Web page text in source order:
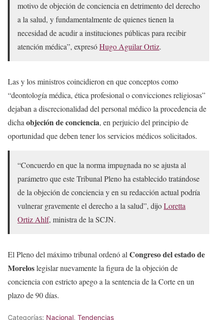
motivo de objeción de conciencia en detrimento del derecho
a la salud, y fundamentalmente de quienes tienen la
necesidad de acudir a instituciones públicas para recibir
atención médica”, expresóHugo Aguilar Ortiz.
Las y los ministros coincidieron en que conceptos como
“deontología médica, ética profesional o convicciones religiosas”
dejaban a discrecionalidad del personal médico la procedencia de
dichaobjeción de conciencia, en perjuicio del principio de
oportunidad que deben tener los servicios médicos solicitados.
“Concuerdo en que la norma impugnada no se ajusta al
parámetro que este Tribunal Pleno ha establecido tratándose
de la objeción de conciencia y en su redacción actual podría
vulnerar gravemente el derecho a la salud”, dijoLoretta
Ortiz Ahlf, ministra de la SCJN.
El Pleno del máximo tribunal ordenó alCongreso del estado de
Moreloslegislar nuevamente la figura de la objeción de
conciencia con estricto apego a la sentencia de la Corte en un
plazo de 90 días.
Categorías: Nacional, Tendencias